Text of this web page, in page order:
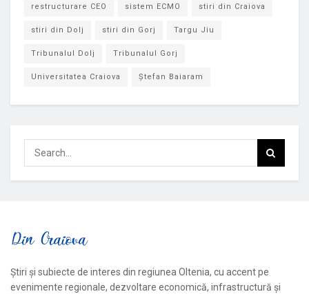
restructurare CEO sistem ECMO stiri din Craiova
stiri din Dolj stiri din Gorj Targu Jiu
Tribunalul Dolj Tribunalul Gorj
Universitatea Craiova Ștefan Baiaram
Știri și subiecte de interes din regiunea Oltenia, cu accent pe
evenimente regionale, dezvoltare economică, infrastructură și